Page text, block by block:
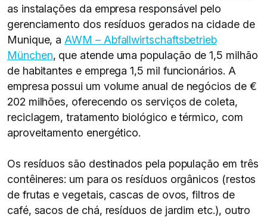
as instalações da empresa responsável pelo
gerenciamento dos resíduos gerados na cidade de
Munique, a AWM – Abfallwirtschaftsbetrieb
München, que atende uma população de 1,5 milhão
de habitantes e emprega 1,5 mil funcionários. A
empresa possui um volume anual de negócios de €
202 milhões, oferecendo os serviços de coleta,
reciclagem, tratamento biológico e térmico, com
aproveitamento energético.
Os resíduos são destinados pela população em três
contêineres: um para os resíduos orgânicos (restos
de frutas e vegetais, cascas de ovos, filtros de
café, sacos de chá, resíduos de jardim etc.), outro